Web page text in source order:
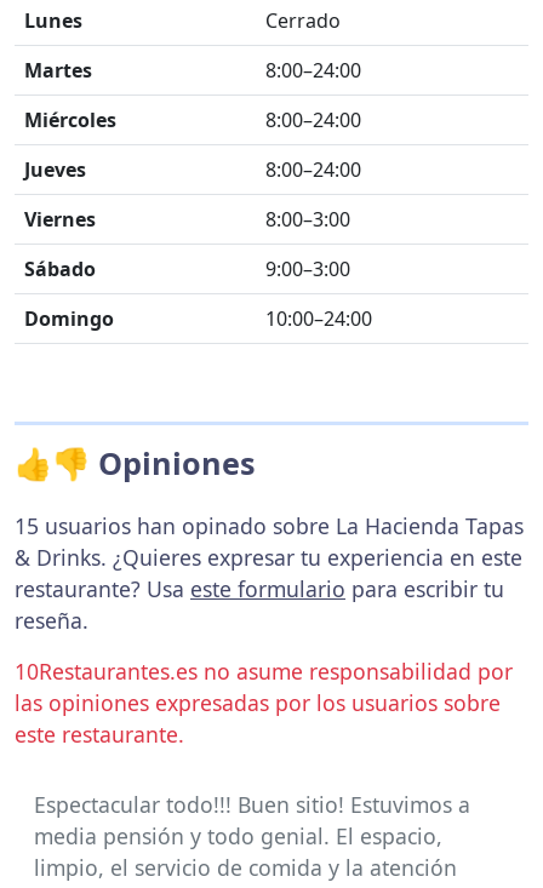
Lunes
Cerrado
Martes
8:00–24:00
Miércoles
8:00–24:00
Jueves
8:00–24:00
Viernes
8:00–3:00
Sábado
9:00–3:00
Domingo
10:00–24:00
👍👎 Opiniones
15 usuarios han opinado sobre La Hacienda Tapas
& Drinks. ¿Quieres expresar tu experiencia en este
restaurante? Usa este formulario para escribir tu
reseña.
10Restaurantes.es no asume responsabilidad por
las opiniones expresadas por los usuarios sobre
este restaurante.
Espectacular todo!!! Buen sitio! Estuvimos a
media pensión y todo genial. El espacio,
limpio, el servicio de comida y la atención